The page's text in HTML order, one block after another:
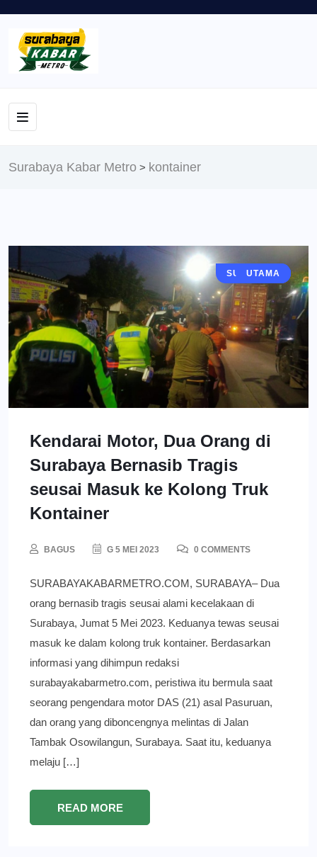
Surabaya Kabar Metro > kontainer
BERITA
SURABAYA
UTAMA
Kendarai Motor, Dua Orang di
Surabaya Bernasib Tragis
seusai Masuk ke Kolong Truk
Kontainer
BAGUS G 5 MEI 2023 0 COMMENTS
SURABAYAKABARMETRO.COM, SURABAYA– Dua
orang bernasib tragis seusai alami kecelakaan di
Surabaya, Jumat 5 Mei 2023. Keduanya tewas seusai
masuk ke dalam kolong truk kontainer. Berdasarkan
informasi yang dihimpun redaksi
surabayakabarmetro.com, peristiwa itu bermula saat
seorang pengendara motor DAS (21) asal Pasuruan,
dan orang yang diboncengnya melintas di Jalan
Tambak Osowilangun, Surabaya. Saat itu, keduanya
melaju […]
READ MORE